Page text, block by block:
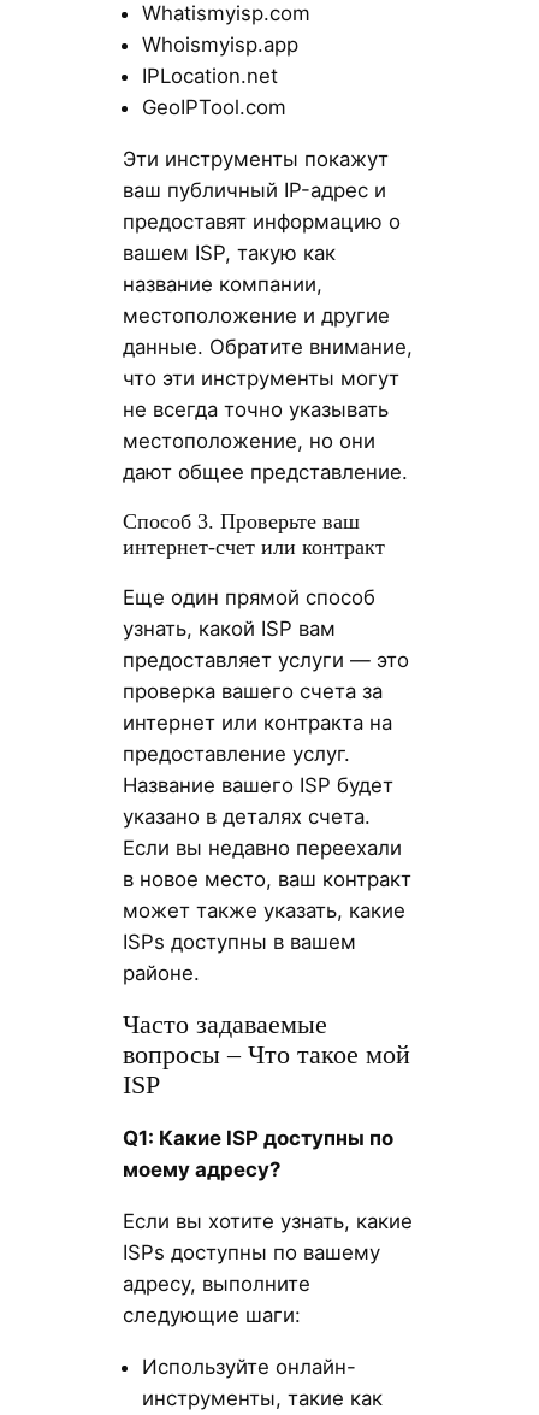
Whatismyisp.com
Whoismyisp.app
IPLocation.net
GeoIPTool.com
Эти инструменты покажут
ваш публичный IP-адрес и
предоставят информацию о
вашем ISP, такую как
название компании,
местоположение и другие
данные. Обратите внимание,
что эти инструменты могут
не всегда точно указывать
местоположение, но они
дают общее представление.
Способ 3. Проверьте ваш
интернет-счет или контракт
Еще один прямой способ
узнать, какой ISP вам
предоставляет услуги — это
проверка вашего счета за
интернет или контракта на
предоставление услуг.
Название вашего ISP будет
указано в деталях счета.
Если вы недавно переехали
в новое место, ваш контракт
может также указать, какие
ISPs доступны в вашем
районе.
Часто задаваемые
вопросы – Что такое мой
ISP
Q1: Какие ISPдоступны по
моему адресу?
Если вы хотите узнать, какие
ISPs доступны по вашему
адресу, выполните
следующие шаги:
Используйте онлайн-
инструменты, такие как